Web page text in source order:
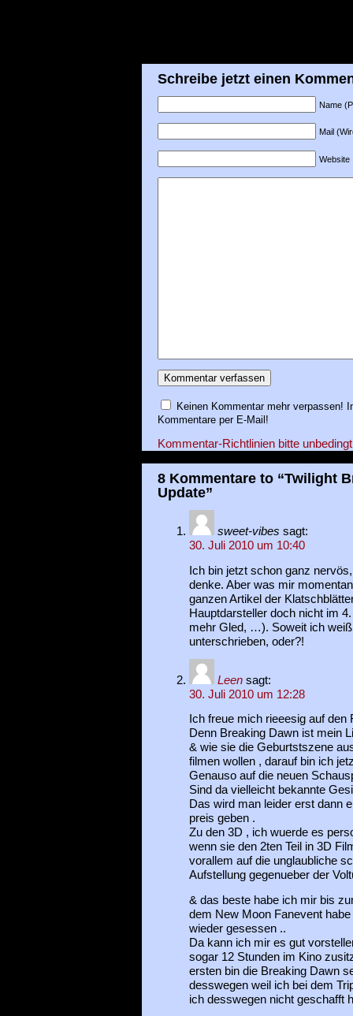
Schreibe jetzt einen
Name
Mail
Website
Keinen Kommentar mehr verpassen!
Kommentare per E-Mail!
Kommentar-Richtlinien bitte
8 Kommentare to “Twilight
Update”
sweet-vibes sagt:
30. Juli 2010 um 10:40
Ich bin jetzt schon ganz
denke. Aber was mir
ganzen Artikel der
Hauptdarsteller doch nicht im
mehr Gled, …). Soweit ich
unterschrieben, oder?!
Leen sagt:
30. Juli 2010 um 12:28
Ich freue mich rieeesig auf den
Denn Breaking Dawn ist mein
& wie sie die Geburtstszene
filmen wollen , darauf bin ich
Genauso auf die neuen
Sind da vielleicht bekannte
Das wird man leider erst dann
preis geben .
Zu den 3D , ich wuerde es
wenn sie den 2ten Teil in 3D
vorallem auf die unglaubliche
Aufstellung gegenueber der
& das beste habe ich mir bis
dem New Moon Fanevent
wieder gesessen ..
Da kann ich mir es gut
sogar 12 Stunden im Kino
ersten bin die Breaking Dawn
desswegen weil ich bei dem
ich desswegen nicht geschafft